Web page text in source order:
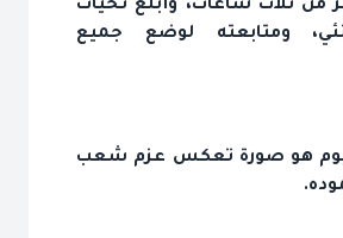
من ثلاث ساعات، وأبلغ تحيات
ومتابعته لوضع جميع
هو صورة تعكس عزم شعب